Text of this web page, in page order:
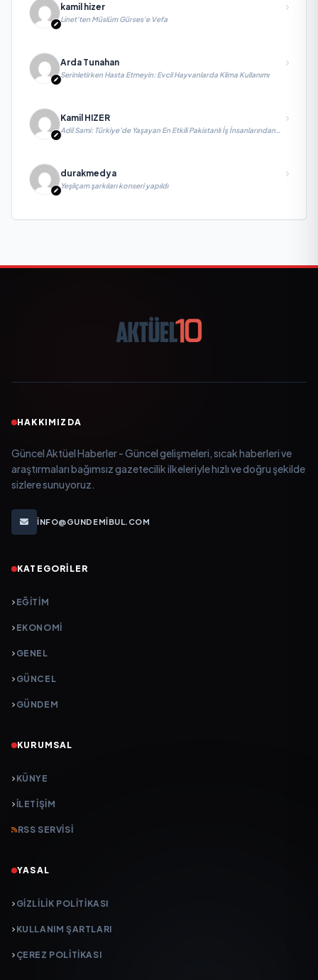
kamil hizer
Linet'ten Müslüm Gürses'e Vefa
Arda Tunahan
Serinletirken Hasta Etmeyin: Evcil Hayvanlarda Klima Kullanımı
Kamil HIZER
Adil Sami: Türkiye’de Yaşayan En Etkili Pakistanlı İş İnsanlarından
durakmedya
Yeşilçam şarkıları konseri yapıldı
HAKKIMIZDA
Güncel Aktüel Haberler - Güncel gelişmeleri, sıcak haberleri ve
araştırmaları bağımsız gazetecilik ilkeleriyle hızlı ve doğru şekilde
sizlere sunuyoruz.
INFO@GUNDEMIBUL.COM
KATEGORILER
EĞITIM
EKONOMI
GENEL
GÜNCEL
GÜNDEM
KURUMSAL
KÜNYE
İLETIŞIM
RSS SERVISI
YASAL
GIZLILIK POLITIKASI
KULLANIM ŞARTLARI
ÇEREZ POLITIKASI